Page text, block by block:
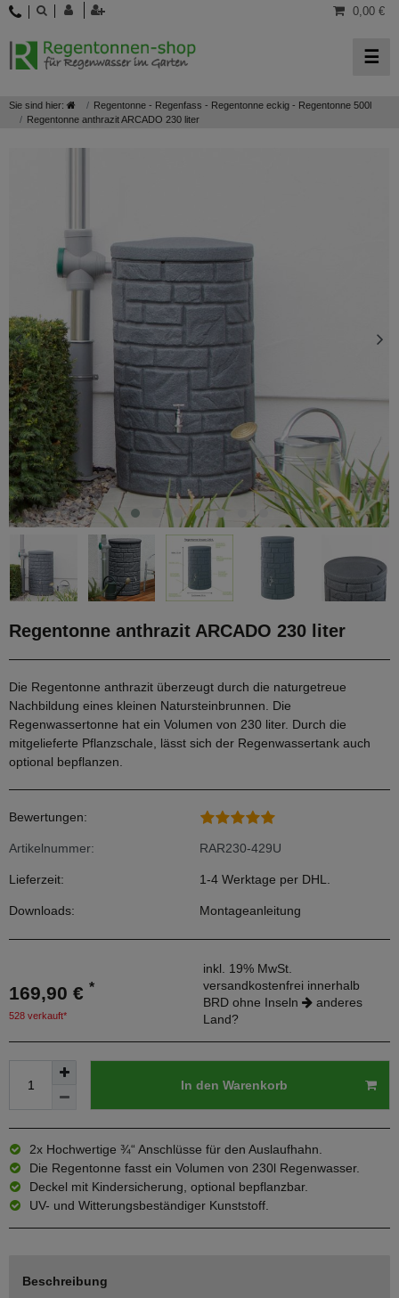
0,00 €
☰
Sie sind hier:
Regentonne - Regenfass - Regentonne eckig - Regentonne 500l
Regentonne anthrazit ARCADO 230 liter
Regentonne anthrazit ARCADO 230 liter
Die Regentonne anthrazit überzeugt durch die naturgetreue
Nachbildung eines kleinen Natursteinbrunnen. Die
Regenwassertonne hat ein Volumen von 230 liter. Durch die
mitgelieferte Pflanzschale, lässt sich der Regenwassertank auch
optional bepflanzen.
Bewertungen:
Artikelnummer: RAR230-429U
Lieferzeit: 1-4 Werktage per DHL.
Downloads: Montageanleitung
169,90 € *
528 verkauft*
inkl. 19% MwSt.
versandkostenfrei innerhalb
BRD ohne Inseln
anderes
Land?
In den Warenkorb
2x Hochwertige ¾“ Anschlüsse für den Auslaufhahn.
Die Regentonne fasst ein Volumen von 230l Regenwasser.
Deckel mit Kindersicherung, optional bepflanzbar.
UV- und Witterungsbeständiger Kunststoff.
Beschreibung